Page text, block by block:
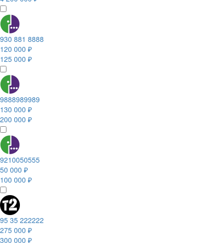
930 881 8888
120 000 ₽
125 000 ₽
9888989989
130 000 ₽
200 000 ₽
9210050555
50 000 ₽
100 000 ₽
95 35 222222
275 000 ₽
300 000 ₽